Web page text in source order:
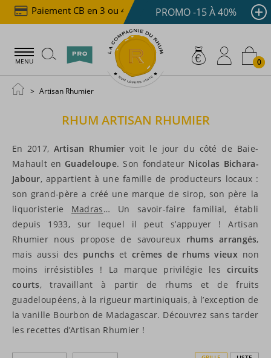
Paiement CB en 3 ou 4x dès 100 € Livraison
PROMO -15 À 40%
MENU 0
Artisan Rhumier
RHUM ARTISAN RHUMIER
En 2017, Artisan Rhumier voit le jour du côté de Baie-
Mahault en Guadeloupe. Son fondateur Nicolas Bichara-
Jabour, appartient à une famille de producteurs locaux :
son grand-père a créé une marque de sirop, son père la
liquoristerie Madras… Un savoir-faire familial, établi
depuis 1933, sur lequel il peut s’appuyer ! Artisan
Rhumier nous propose de savoureux rhums arrangés,
mais aussi des punchs et crèmes de rhums vieux non
moins irrésistibles ! La marque privilégie lescircuits
courts, travaillant à partir de rhums et de fruits
guadeloupéens, à la rigueur martiniquais, à l’exception de
la vanille Bourbon de Madagascar. Découvrez sans tarder
les recettes d’Artisan Rhumier !